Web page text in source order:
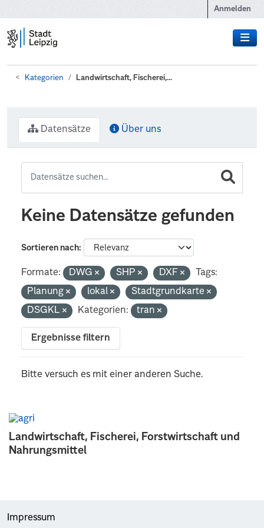
Anmelden
Kategorien Landwirtschaft, Fischerei,...
Landwirtschaft, Fischerei, Forstwirtschaft und
Nahrungsmittel
Datensätze Über uns
Keine Datensätze gefunden
Sortieren nach
Formate: DWG SHP DXF
Tags:
Planung
lokal
Stadtgrundkarte
DSGKL
Kategorien: tran
Ergebnisse filtern
Bitte versuch es mit einer anderen Suche.
Impressum